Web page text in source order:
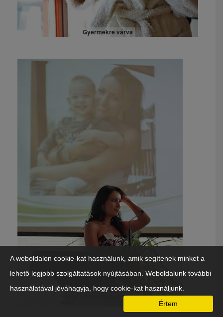
Gyermekre várva
Vivien a könyvbemutató
A weboldalon cookie-kat használunk, amik segítenek minket a
lehető legjobb szolgáltatások nyújtásában. Weboldalunk további
használatával jóváhagyja, hogy cookie-kat használjunk.
Értem